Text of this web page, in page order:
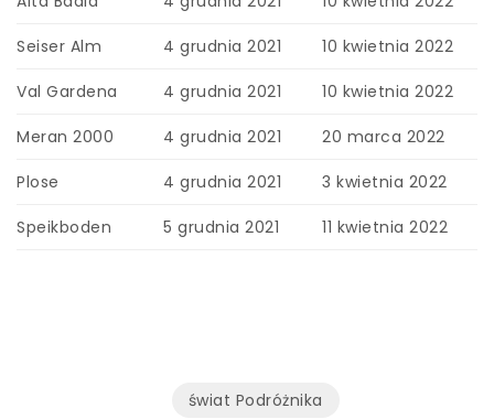
Seiser Alm 4 grudnia 2021 10 kwietnia 2022
Val Gardena 4 grudnia 2021 10 kwietnia 2022
Meran 2000 4 grudnia 2021 20 marca 2022
Plose 4 grudnia 2021 3 kwietnia 2022
Speikboden 5 grudnia 2021 11 kwietnia 2022
świat Podróżnika